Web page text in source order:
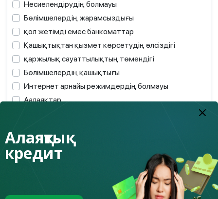
Несиелендірудің болмауы
Бөлімшелердің жарамсыздығы
қол жетімді емес банкоматтар
Қашықтықтан қызмет көрсетудің әлсіздігі
қаржылық сауаттылықтың төмендігі
Бөлімшелердің қашықтығы
Интернет арнайы режимдердің болмауы
Аалаяқтар
11 : Сіз соңғы 6 ай ішінде банк қызметтерінің
төменде келтірілген қандай түрін
пайдаландыңыз? *
Банктік шот бойынша операциялар
Алаяқтық
кредит